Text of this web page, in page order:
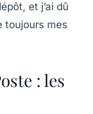
et j’ai dû
toujours mes
: les